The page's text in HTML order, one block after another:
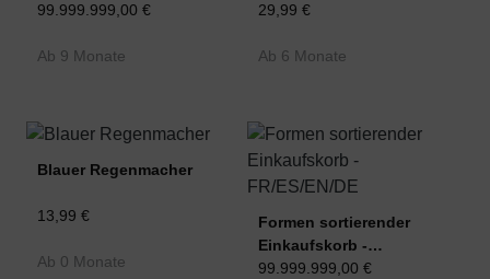
99.999.999,00 €
Ab 9 Monate
29,99 €
Ab 6 Monate
Blauer Regenmacher
13,99 €
Ab 0 Monate
Formen sortierender
Einkaufskorb -
FR/ES/EN/DE
99.999.999,00 €